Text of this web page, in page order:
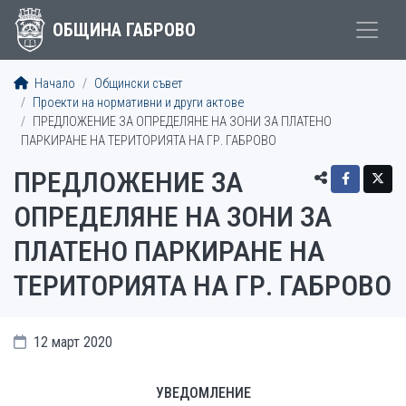
ОБЩИНА ГАБРОВО
Начало
Общински съвет
Проекти на нормативни и други актове
ПРЕДЛОЖЕНИЕ ЗА ОПРЕДЕЛЯНЕ НА ЗОНИ ЗА ПЛАТЕНО
ПАРКИРАНЕ НА ТЕРИТОРИЯТА НА ГР. ГАБРОВО
ПРЕДЛОЖЕНИЕ ЗА
ОПРЕДЕЛЯНЕ НА ЗОНИ ЗА
ПЛАТЕНО ПАРКИРАНЕ НА
ТЕРИТОРИЯТА НА ГР. ГАБРОВО
12 март 2020
УВЕДОМЛЕНИЕ